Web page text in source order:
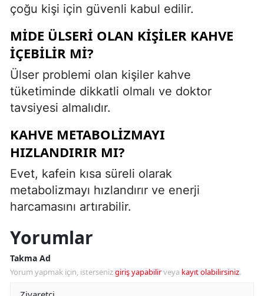
çoğu kişi için güvenli kabul edilir.
MIDE ÜLSERI OLAN KIŞILER KAHVE
IÇEBILIR MI?
Ülser problemi olan kişiler kahve
tüketiminde dikkatli olmalı ve doktor
tavsiyesi almalıdır.
KAHVE METABOLIZMAYI
HIZLANDIRIR MI?
Evet, kafein kısa süreli olarak
metabolizmayı hızlandırır ve enerji
harcamasını artırabilir.
Yorumlar
Takma Ad
Yorum yapmak için, istersenizgiriş yapabilirveya kayıt olabilirsiniz.